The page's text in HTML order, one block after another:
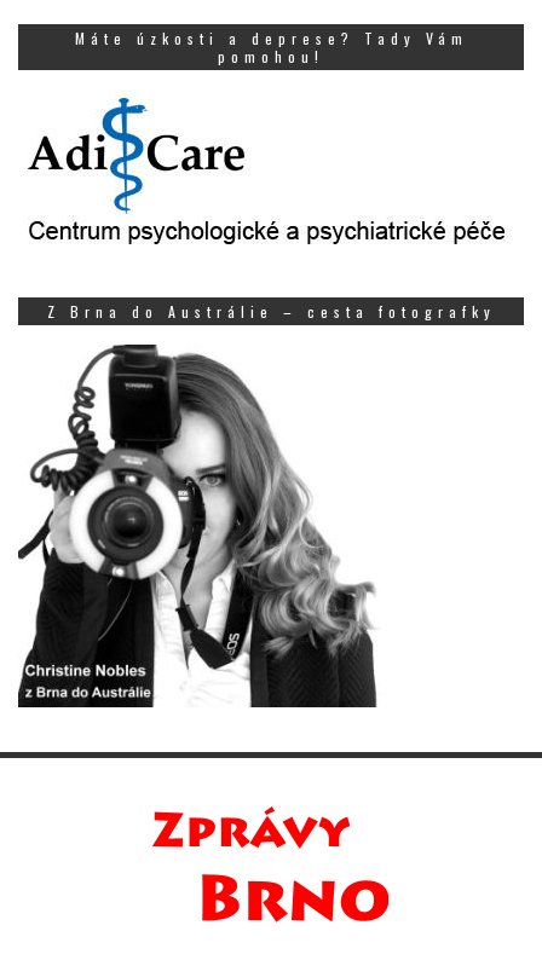
Máte úzkosti a deprese? Tady Vám
pomohou!
Z Brna do Austrálie – cesta fotografky